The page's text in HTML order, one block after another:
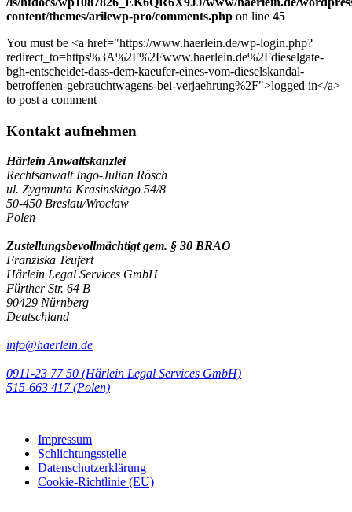
content/themes/arilewp-pro/comments.php on line 45
You must be <a href="https://www.haerlein.de/wp-login.php?
redirect_to=https%3A%2F%2Fwww.haerlein.de%2Fdieselgate-
bgh-entscheidet-dass-dem-kaeufer-eines-vom-dieselskandal-
betroffenen-gebrauchtwagens-bei-verjaehrung%2F">logged in</a>
to post a comment
Kontakt aufnehmen
Härlein Anwaltskanzlei
Rechtsanwalt Ingo-Julian Rösch
ul. Zygmunta Krasinskiego 54/8
50-450 Breslau/Wroclaw
Polen
Zustellungsbevollmächtigt gem. § 30 BRAO
Franziska Teufert
Härlein Legal Services GmbH
Fürther Str. 64 B
90429 Nürnberg
Deutschland
info@haerlein.de
0911-23 77 50 (Härlein Legal Services GmbH)
‭515-663 417 (Polen)‬‬‬
Impressum
Schlichtungsstelle
Datenschutzerklärung
Cookie-Richtlinie (EU)